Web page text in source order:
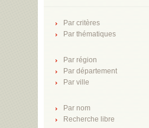
Par critères
Par thématiques
Par région
Par département
Par ville
Par nom
Recherche libre